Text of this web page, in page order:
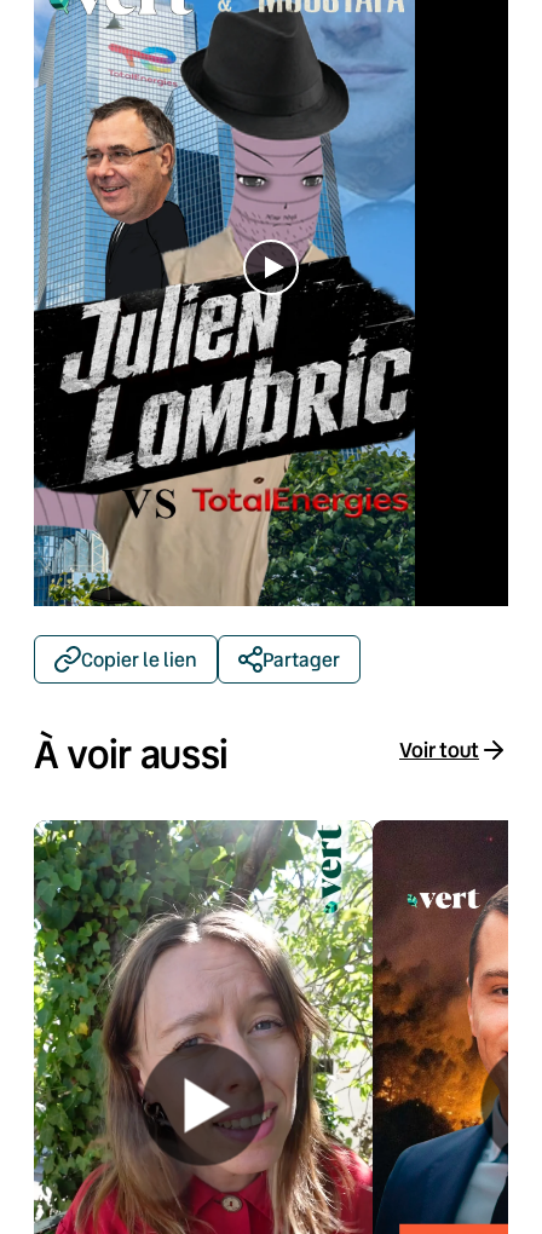
Copier le lien Partager
À voir aussi Voir tout